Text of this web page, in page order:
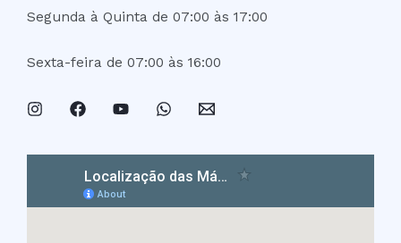
Segunda à Quinta de 07:00 às 17:00
Sexta-feira de 07:00 às 16:00